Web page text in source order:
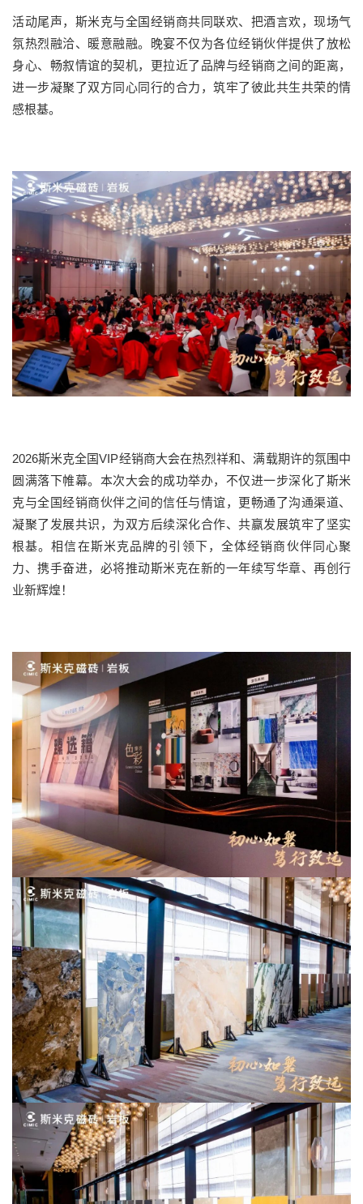
活动尾声，斯米克与全国经销商共同联欢、把酒言欢，现场气
氛热烈融洽、暖意融融。晚宴不仅为各位经销伙伴提供了放松
身心、畅叙情谊的契机，更拉近了品牌与经销商之间的距离，
进一步凝聚了双方同心同行的合力，筑牢了彼此共生共荣的情
感根基。
2026斯米克全国VIP经销商大会在热烈祥和、满载期许的氛围中
圆满落下帷幕。本次大会的成功举办，不仅进一步深化了斯米
克与全国经销商伙伴之间的信任与情谊，更畅通了沟通渠道、
凝聚了发展共识，为双方后续深化合作、共赢发展筑牢了坚实
根基。相信在斯米克品牌的引领下，全体经销商伙伴同心聚
力、携手奋进，必将推动斯米克在新的一年续写华章、再创行
业新辉煌！